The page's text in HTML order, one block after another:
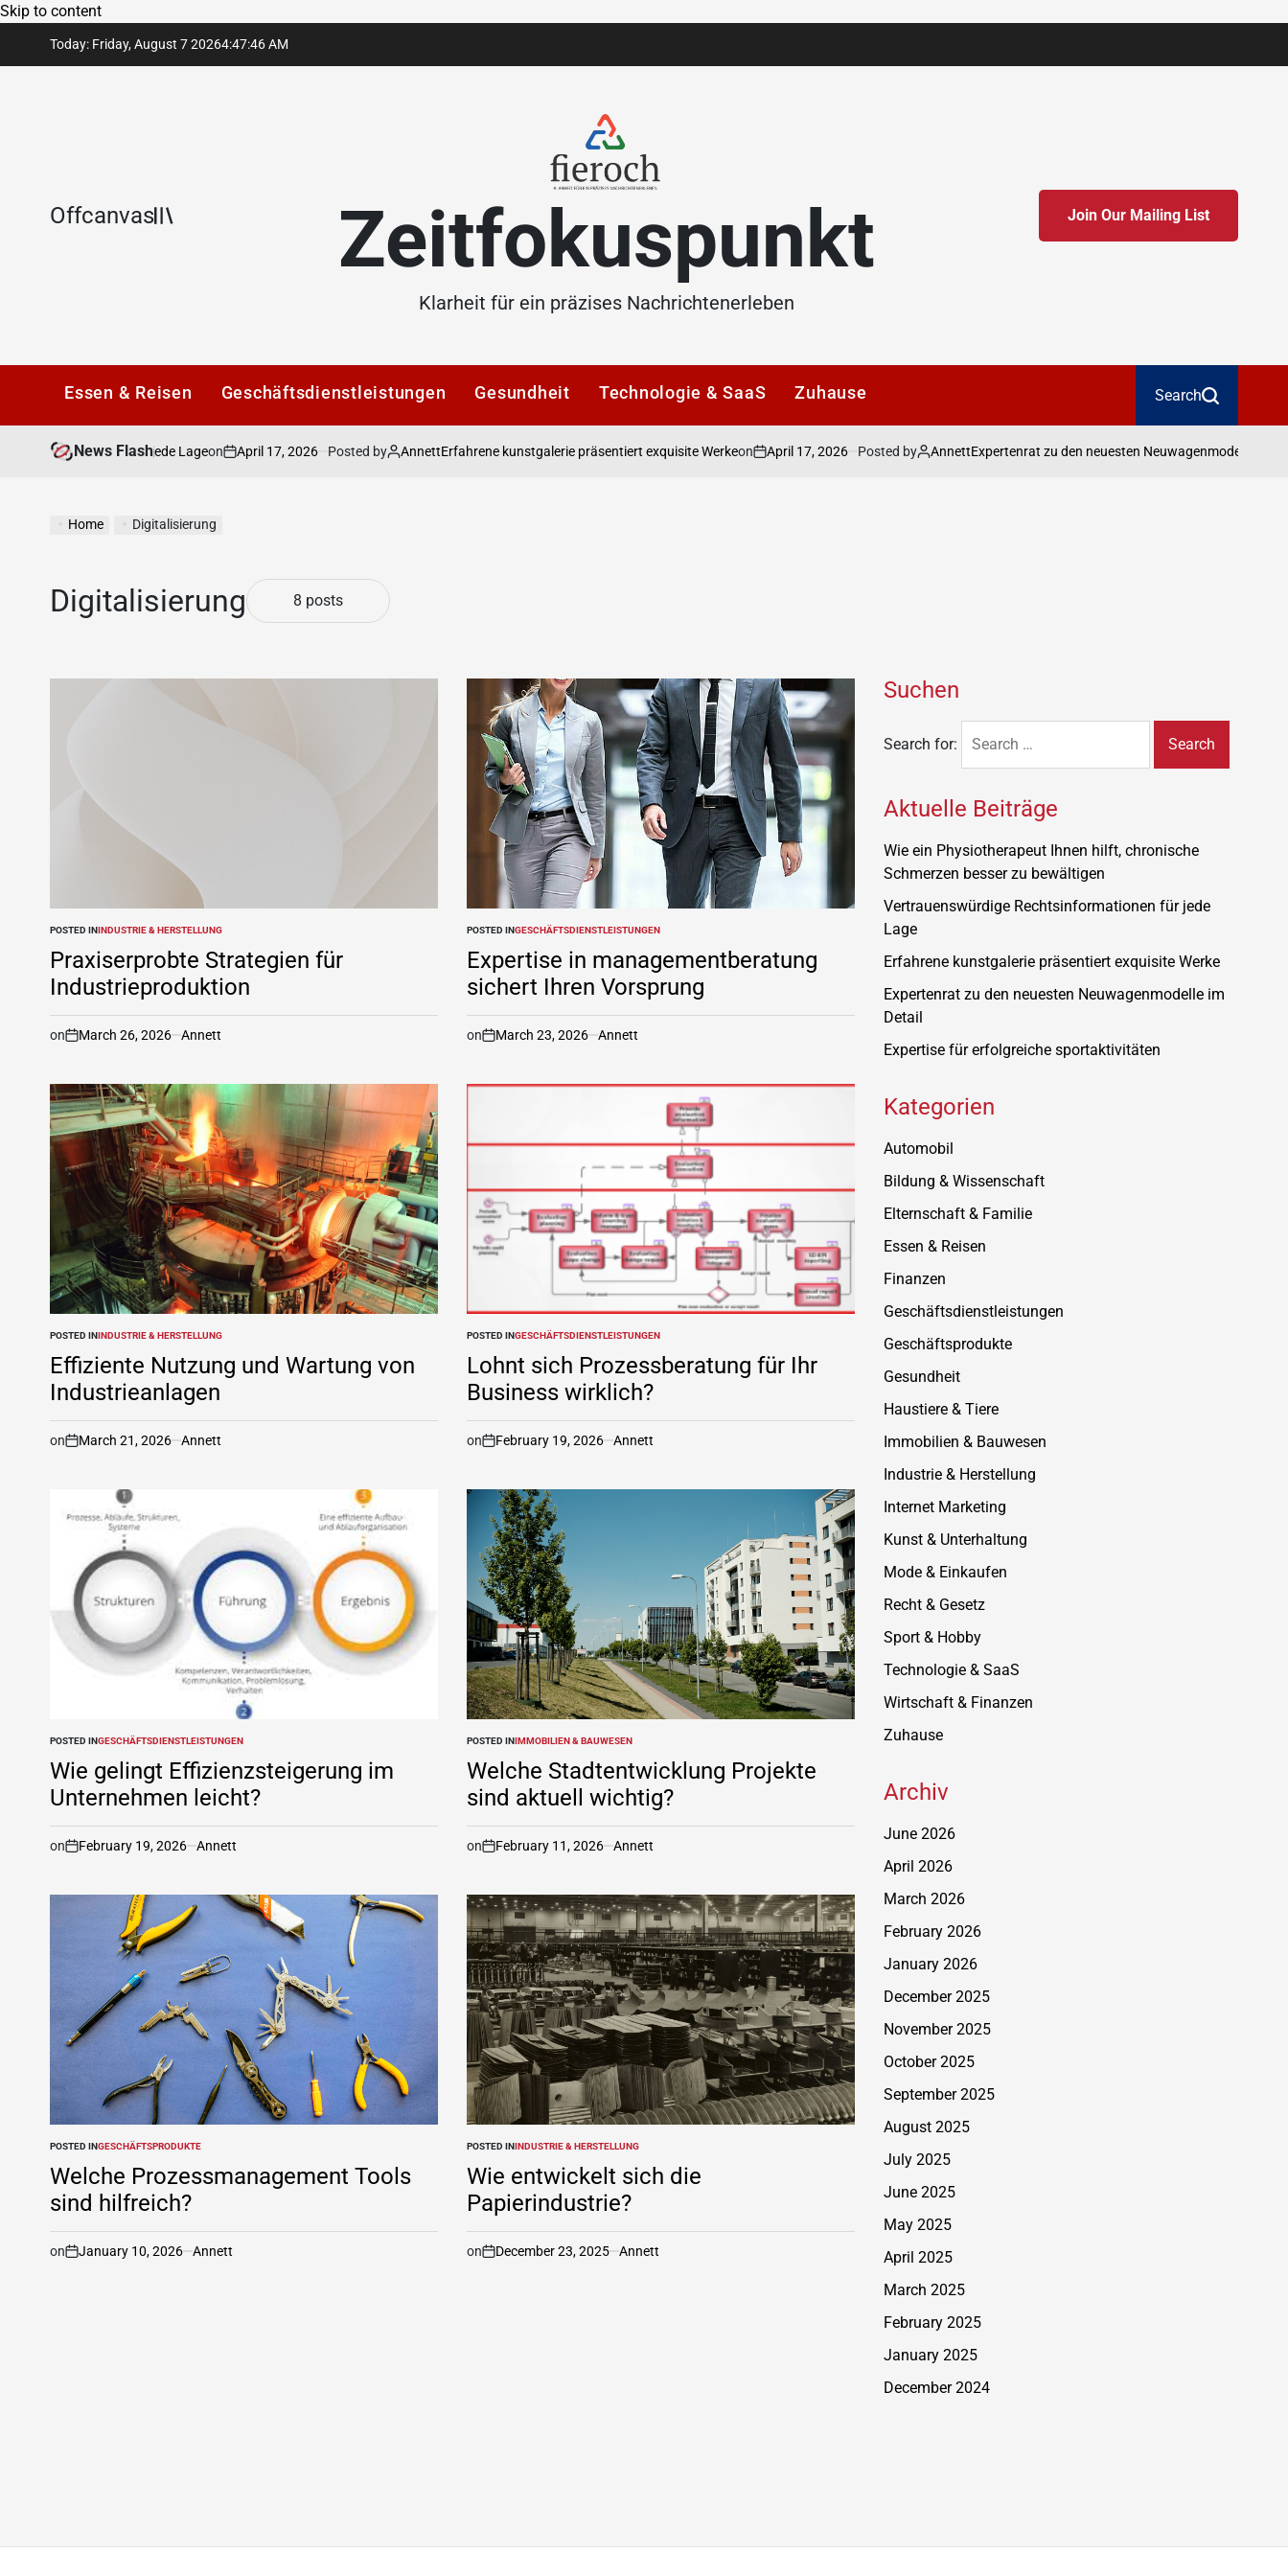
Skip to content
Today: Friday, August 7 20264:47:47AM
Offcanvas Zeitfokuspunkt
Klarheit für ein präzises Nachrichtenerleben
Join Our Mailing List
Essen & Reisen Geschäftsdienstleistungen Gesundheit Technologie & SaaS Zuhause Search
News Flash
für jede Lage on April 17, 2026 Posted by AnnettErfahrene kunstgalerie präsentiert exquisite Werkeon April 17, 2026 Posted by AnnettExpertenrat zu den neuesten Neuwagenmodelle im Detail
Home Digitalisierung
Digitalisierung 8 posts
POSTED ININDUSTRIE & HERSTELLUNG
Praxiserprobte Strategien für
Industrieproduktion
on March 26, 2026 Annett
POSTED INGESCHÄFTSDIENSTLEISTUNGEN
Expertise in managementberatung
sichert Ihren Vorsprung
on March 23, 2026 Annett
POSTED ININDUSTRIE & HERSTELLUNG
Effiziente Nutzung und Wartung von
Industrieanlagen
on March 21, 2026 Annett
POSTED INGESCHÄFTSDIENSTLEISTUNGEN
Lohnt sich Prozessberatung für Ihr
Business wirklich?
on February 19, 2026 Annett
POSTED INGESCHÄFTSDIENSTLEISTUNGEN
Wie gelingt Effizienzsteigerung im
Unternehmen leicht?
on February 19, 2026 Annett
POSTED INIMMOBILIEN & BAUWESEN
Welche Stadtentwicklung Projekte
sind aktuell wichtig?
on February 11, 2026 Annett
POSTED INGESCHÄFTSPRODUKTE
Welche Prozessmanagement Tools
sind hilfreich?
on January 10, 2026 Annett
POSTED ININDUSTRIE & HERSTELLUNG
Wie entwickelt sich die
Papierindustrie?
on December 23, 2025 Annett
Suchen
Search for:
Aktuelle Beiträge
Wie ein Physiotherapeut Ihnen hilft, chronische
Schmerzen besser zu bewältigen
Vertrauenswürdige Rechtsinformationen für jede
Lage
Erfahrene kunstgalerie präsentiert exquisite Werke
Expertenrat zu den neuesten Neuwagenmodelle im
Detail
Expertise für erfolgreiche sportaktivitäten
Kategorien
Automobil
Bildung & Wissenschaft
Elternschaft & Familie
Essen & Reisen
Finanzen
Geschäftsdienstleistungen
Geschäftsprodukte
Gesundheit
Haustiere & Tiere
Immobilien & Bauwesen
Industrie & Herstellung
Internet Marketing
Kunst & Unterhaltung
Mode & Einkaufen
Recht & Gesetz
Sport & Hobby
Technologie & SaaS
Wirtschaft & Finanzen
Zuhause
Archiv
June 2026
April 2026
March 2026
February 2026
January 2026
December 2025
November 2025
October 2025
September 2025
August 2025
July 2025
June 2025
May 2025
April 2025
March 2025
February 2025
January 2025
December 2024